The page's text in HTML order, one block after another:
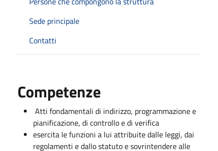
Sede principale
Contatti
Competenze
Atti fondamentali di indirizzo, programmazione e
pianificazione, di controllo e di verifica
esercita le funzioni a lui attribuite dalle leggi, dai
regolamenti e dallo statuto e sovrintendere alle